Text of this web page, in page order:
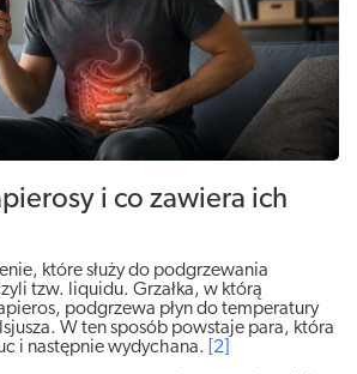
i co zawiera ich
które służy do podgrzewania
tzw. liquidu. Grzałka, w którą
podgrzewa płyn do temperatury
W ten sposób powstaje para, która
i następnie wydychana.
[2]